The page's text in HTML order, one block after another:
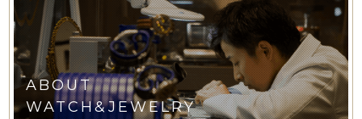
ABOUT
WATCH&JEWELRY